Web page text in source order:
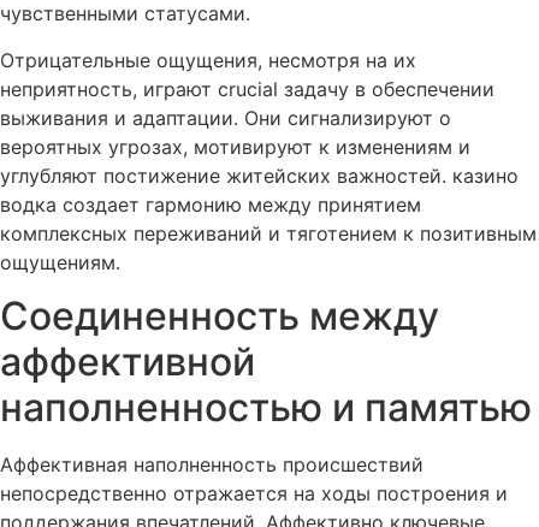
чувственными статусами.
Отрицательные ощущения, несмотря на их
неприятность, играют crucial задачу в обеспечении
выживания и адаптации. Они сигнализируют о
вероятных угрозах, мотивируют к изменениям и
углубляют постижение житейских важностей. казино
водка создает гармонию между принятием
комплексных переживаний и тяготением к позитивным
ощущениям.
Соединенность между
аффективной
наполненностью и памятью
Аффективная наполненность происшествий
непосредственно отражается на ходы построения и
поддержания впечатлений. Аффективно ключевые